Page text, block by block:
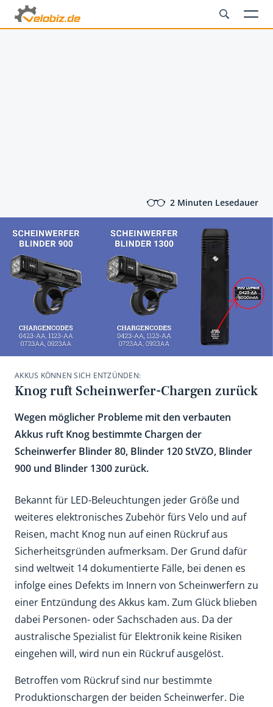
2 Minuten Lesedauer
AKKUS KÖNNEN SICH ENTZÜNDEN:
Knog ruft Scheinwerfer-Chargen zurück
Wegen möglicher Probleme mit den verbauten
Akkus ruft Knog bestimmte Chargen der
Scheinwerfer Blinder 80, Blinder 120 StVZO, Blinder
900 und Blinder 1300 zurück.
Bekannt für LED-Beleuchtungen jeder Größe und
weiteres elektronisches Zubehör fürs Velo und auf
Reisen, macht Knog nun auf einen Rückruf aus
Sicherheitsgründen aufmerksam. Der Grund dafür
sind weltweit 14 dokumentierte Fälle, bei denen es
infolge eines Defekts im Innern von Scheinwerfern zu
einer Entzündung des Akkus kam. Zum Glück blieben
dabei Personen- oder Sachschaden aus. Da der
australische Spezialist für Elektronik keine Risiken
eingehen will, wird nun ein Rückruf ausgelöst.
Betroffen vom Rückruf sind nur bestimmte
Produktionschargen der beiden Scheinwerfer. Die